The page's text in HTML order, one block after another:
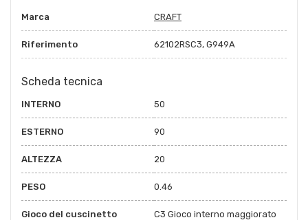
Marca CRAFT
Riferimento 62102RSC3, G949A
Scheda tecnica
INTERNO 50
ESTERNO 90
ALTEZZA 20
PESO 0.46
Gioco del cuscinetto C3 Gioco interno maggiorato